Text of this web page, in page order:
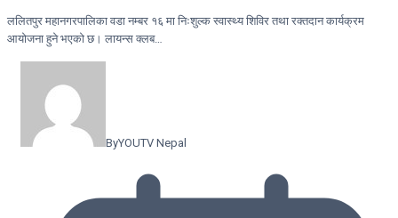
ललितपुर महानगरपालिका वडा नम्बर १६ मा निःशुल्क स्वास्थ्य शिविर तथा रक्तदान कार्यक्रम
आयोजना हुने भएको छ। लायन्स क्लब…
ByYOUTV Nepal